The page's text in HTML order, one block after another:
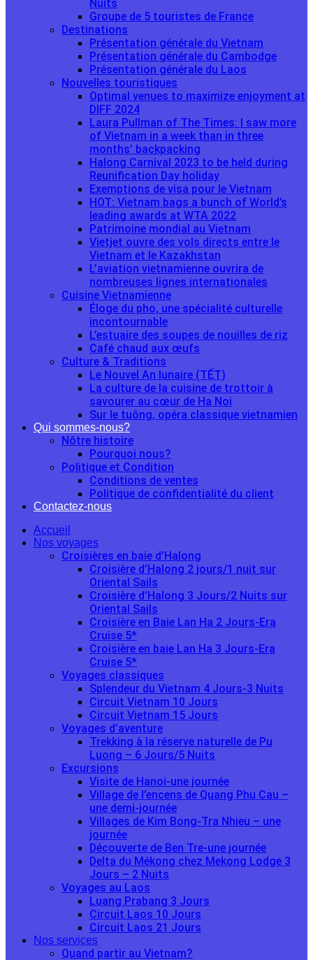
Nuits
Groupe de 5 touristes de France
Destinations
Présentation générale du Vietnam
Présentation générale du Cambodge
Présentation générale du Laos
Nouvelles touristiques
Optimal venues to maximize enjoyment at
DIFF 2024
Laura Pullman of The Times: I saw more
of Vietnam in a week than in three
months’ backpacking
Halong Carnival 2023 to be held during
Reunification Day holiday
Exemptions de visa pour le Vietnam
HOT: Vietnam bags a bunch of World’s
leading awards at WTA 2022
Patrimoine mondial au Vietnam
Vietjet ouvre des vols directs entre le
Vietnam et le Kazakhstan
L’aviation vietnamienne ouvrira de
nombreuses lignes internationales
Cuisine Vietnamienne
Éloge du pho, une spécialité culturelle
incontournable
L’estuaire des soupes de nouilles de riz
Café chaud aux œufs
Culture & Traditions
Le Nouvel An lunaire (TẾT)
La culture de la cuisine de trottoir à
savourer au cœur de Ha Noi
Sur le tuông, opéra classique vietnamien
Qui sommes-nous?
Nôtre histoire
Pourquoi nous?
Politique et Condition
Conditions de ventes
Politique de confidentialité du client
Contactez-nous
Accueil
Nos voyages
Croisières en baie d’Halong
Croisière d’Halong 2 jours/1 nuit sur
Oriental Sails
Croisière d’Halong 3 Jours/2 Nuits sur
Oriental Sails
Croisière en Baie Lan Ha 2 Jours-Era
Cruise 5*
Croisière en baie Lan Ha 3 Jours-Era
Cruise 5*
Voyages classiques
Splendeur du Vietnam 4 Jours-3 Nuits
Circuit Vietnam 10 Jours
Circuit Vietnam 15 Jours
Voyages d’aventure
Trekking à la réserve naturelle de Pu
Luong – 6 Jours/5 Nuits
Excursions
Visite de Hanoi-une journée
Village de l’encens de Quang Phu Cau –
une demi-journée
Villages de Kim Bong-Tra Nhieu – une
journée
Découverte de Ben Tre-une journée
Delta du Mékong chez Mekong Lodge 3
Jours – 2 Nuits
Voyages au Laos
Luang Prabang 3 Jours
Circuit Laos 10 Jours
Circuit Laos 21 Jours
Nos services
Quand partir au Vietnam?